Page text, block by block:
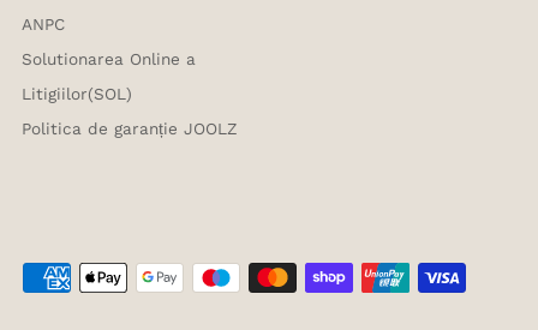
ANPC
Solutionarea Online a
Litigiilor(SOL)
Politica de garanție JOOLZ